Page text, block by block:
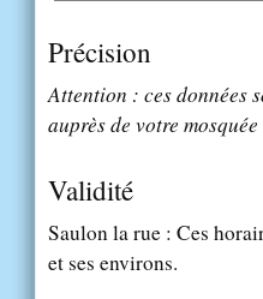
Précision
Attention : ces données
auprès de votre
Validité
Saulon la rue : Ces
et ses environs.